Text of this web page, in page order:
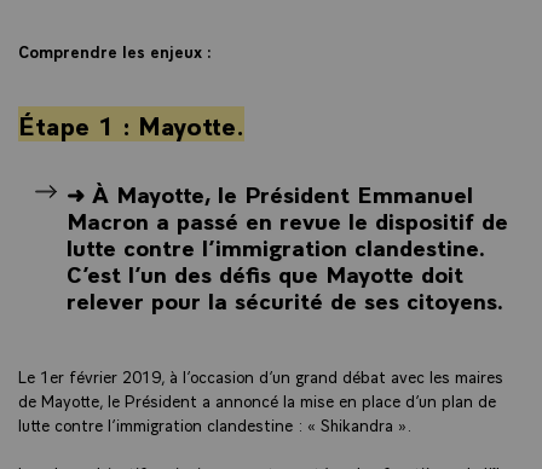
Comprendre les enjeux :
Étape 1 : Mayotte.
➜ À Mayotte, le Président Emmanuel
Macron a passé en revue le dispositif de
lutte contre l’immigration clandestine.
C’est l’un des défis que Mayotte doit
relever pour la sécurité de ses citoyens.
Le 1er février 2019, à l’occasion d’un grand débat avec les maires
de Mayotte, le Président a annoncé la mise en place d’un plan de
lutte contre l’immigration clandestine : « Shikandra ».